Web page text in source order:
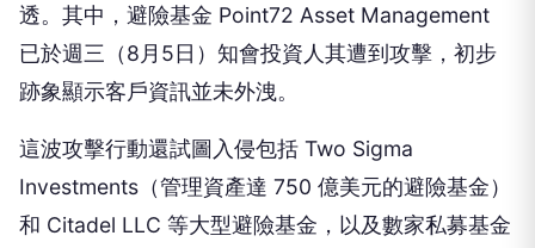
透。其中，避險基金 Point72 Asset Management
已於週三（8月5日）知會投資人其遭到攻擊，初步
跡象顯示客戶資訊並未外洩。
這波攻擊行動還試圖入侵包括 Two Sigma
Investments（管理資產達 750 億美元的避險基金）
和 Citadel LLC 等大型避險基金，以及數家私募基金